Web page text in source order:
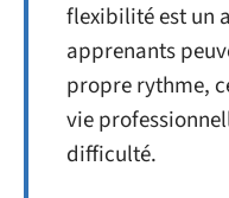
flexibilité est un
apprenants
propre rythme,
vie
difficulté.